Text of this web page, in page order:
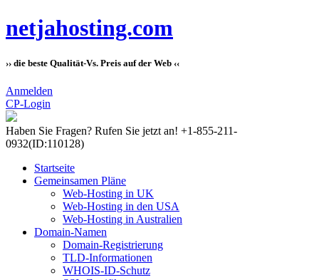
netjahosting.com
›› die beste Qualität-Vs. Preis auf der Web ‹‹
Anmelden
CP-Login
Haben Sie Fragen? Rufen Sie jetzt an! +1-855-211-
0932(ID:110128)
Startseite
Gemeinsamen Pläne
Web-Hosting in UK
Web-Hosting in den USA
Web-Hosting in Australien
Domain-Namen
Domain-Registrierung
TLD-Informationen
WHOIS-ID-Schutz